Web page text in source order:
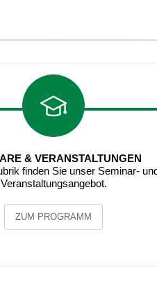
& VERANSTALTUNGEN
finden Sie unser Seminar-
Veranstaltungsangebot.
ZUM PROGRAMM